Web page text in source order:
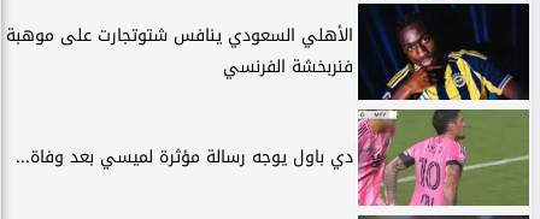
الأهلي السعودي ينافس شتوتجارت على موهبة
فنربخشة الفرنسي
دي باول يوجه رسالة مؤثرة لميسي بعد وفاة...